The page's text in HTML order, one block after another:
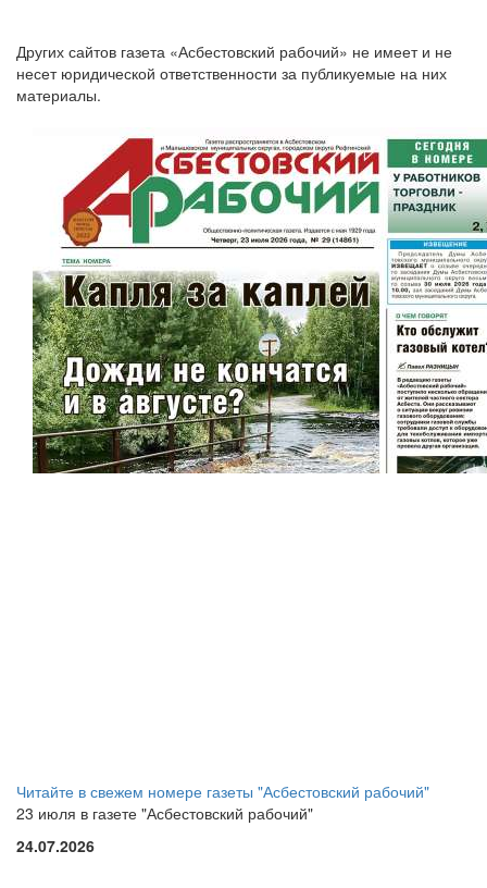
Других сайтов газета «Асбестовский рабочий» не имеет и не
несет юридической ответственности за публикуемые на них
материалы.
Читайте в свежем номере газеты "Асбестовский рабочий"
23 июля в газете "Асбестовский рабочий"
24.07.2026